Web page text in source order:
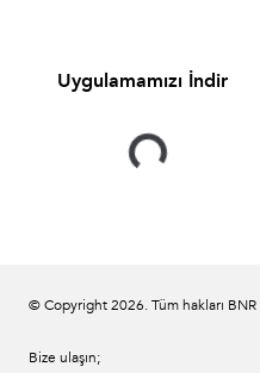
Uygulamamızı İndir
© Copyright2026. Tüm hakları
Bize ulaşın;